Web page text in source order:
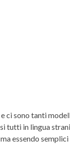
ci sono tanti
tutti in lingua
essendo